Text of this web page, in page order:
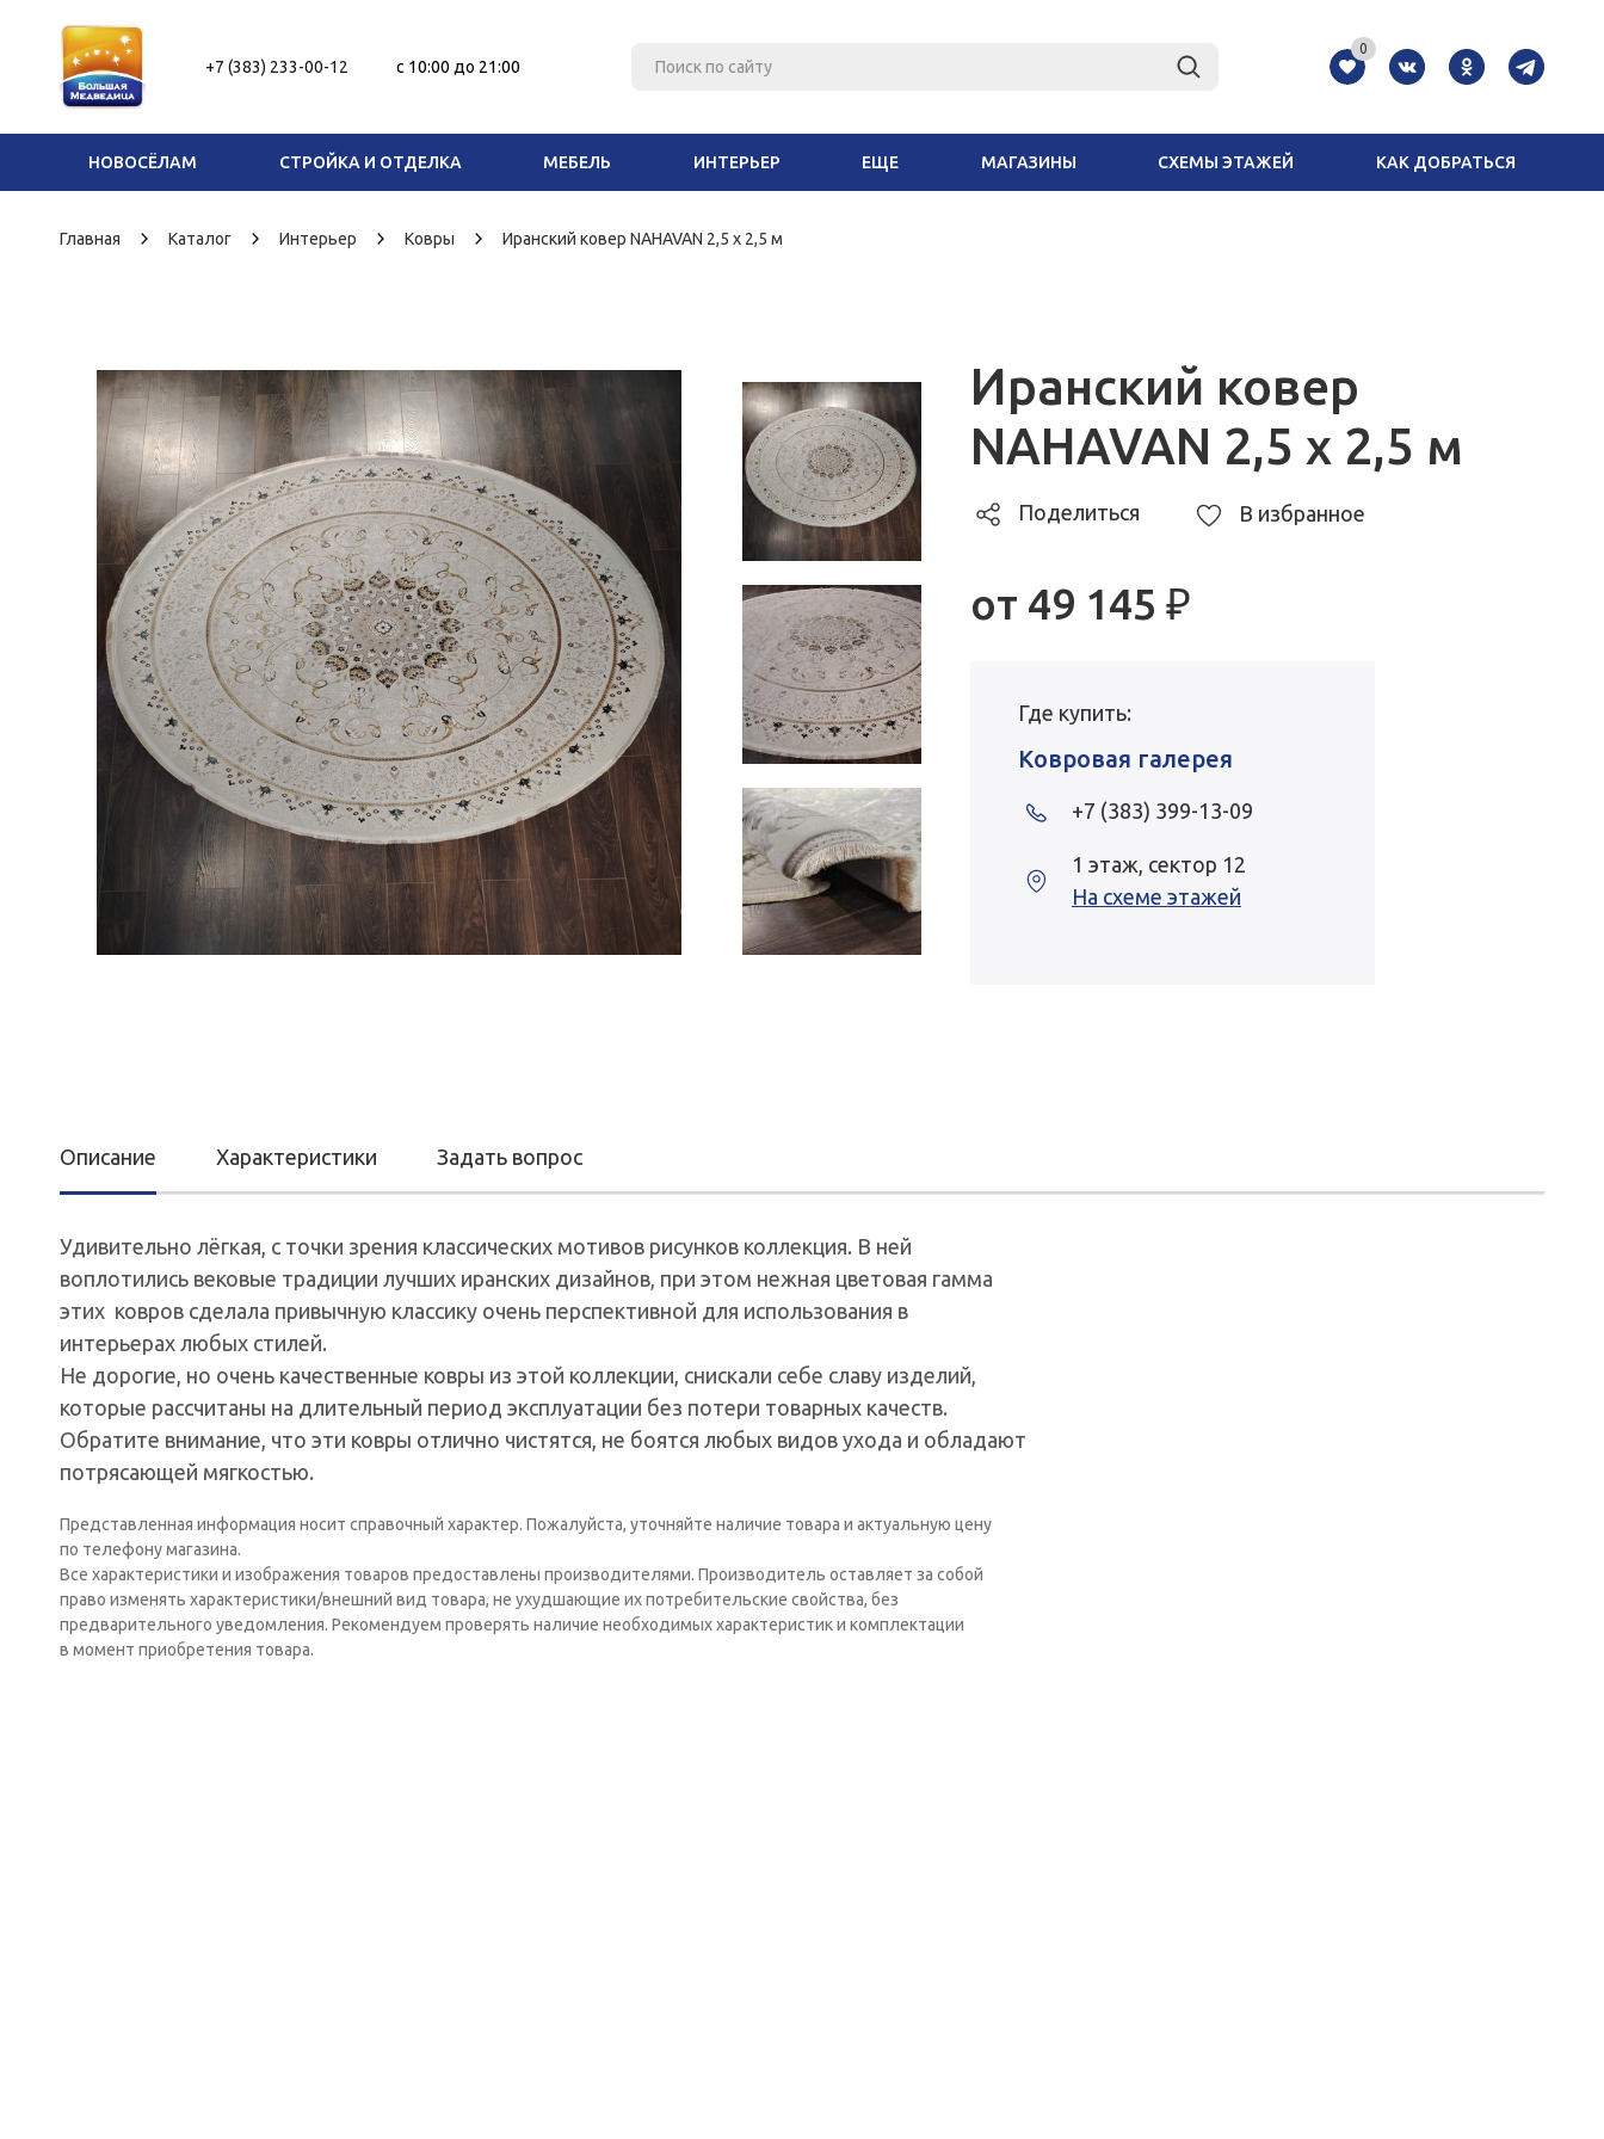
+7 (383) 233-00-12 c 10:00 до 21:00
0
НОВОСЁЛАМ СТРОЙКА И ОТДЕЛКА МЕБЕЛЬ ИНТЕРЬЕР ЕЩЕ МАГАЗИНЫ СХЕМЫ ЭТАЖЕЙ КАК ДОБРАТЬСЯ
Главная Каталог Интерьер Ковры Иранский ковер NAHAVAN 2,5 x 2,5 м
Иранский ковер
NAHAVAN 2,5 x 2,5 м
Поделиться В избранное
от 49 145 ₽
Где купить:
Ковровая галерея
+7 (383) 399-13-09
1 этаж, сектор 12
На схеме этажей
Описание Характеристики Задать вопрос
Удивительно лёгкая, с точки зрения классических мотивов рисунков коллекция. В ней
воплотились вековые традиции лучших иранских дизайнов, при этом нежная цветовая гамма
этих ковров сделала привычную классику очень перспективной для использования в
интерьерах любых стилей.
Не дорогие, но очень качественные ковры из этой коллекции, снискали себе славу изделий,
которые рассчитаны на длительный период эксплуатации без потери товарных качеств.
Обратите внимание, что эти ковры отлично чистятся, не боятся любых видов ухода и обладают
потрясающей мягкостью.
Представленная информация носит справочный характер. Пожалуйста, уточняйте наличие товара и актуальную цену
по телефону магазина.
Все характеристики и изображения товаров предоставлены производителями. Производитель оставляет за собой
право изменять характеристики/внешний вид товара, не ухудшающие их потребительские свойства, без
предварительного уведомления. Рекомендуем проверять наличие необходимых характеристик и комплектации
в момент приобретения товара.